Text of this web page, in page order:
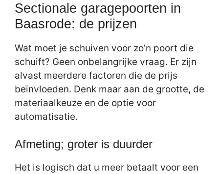
Sectionale garagepoorten in
Baasrode: de prijzen
Wat moet je schuiven voor zo’n poort die
schuift? Geen onbelangrijke vraag. Er zijn
alvast meerdere factoren die de prijs
beïnvloeden. Denk maar aan de grootte, de
materiaalkeuze en de optie voor
automatisatie.
Afmeting; groter is duurder
Het is logisch dat u meer betaalt voor een